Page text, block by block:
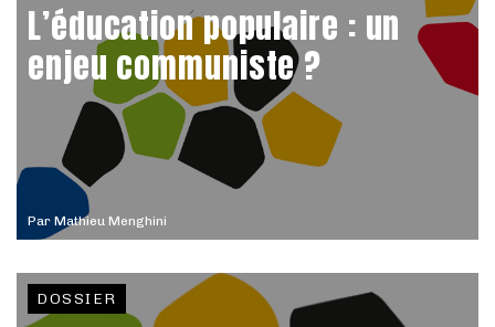
Par Mathieu Menghini
L’éducation populaire : un
enjeu communiste ?
DOSSIER